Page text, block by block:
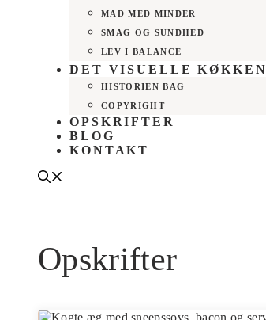
MAD MED MINDER
SMAG OG SUNDHED
LEV I BALANCE
DET VISUELLE KØKKEN
HISTORIEN BAG
COPYRIGHT
OPSKRIFTER
BLOG
KONTAKT
Opskrifter